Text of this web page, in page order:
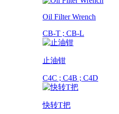
Oil Filter Wrench
CB-T ; CB-L
止油钳
C4C ; C4B ; C4D
快转T把